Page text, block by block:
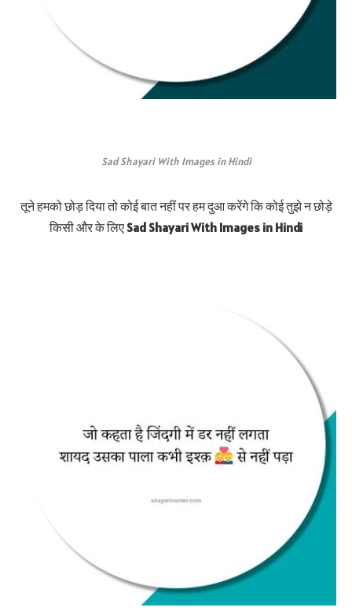
Sad Shayari With Images in Hindi
तूने हमको छोड़ दिया तो कोई बात नहीं पर हम दुआ करेंगे कि कोई तुझे न छोड़े
किसी और के लिएSad Shayari With Images in Hindi